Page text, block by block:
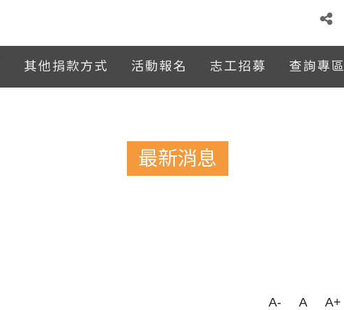
其他捐款方式 活動報名 志工招募 查詢專區
最新消息
A- A A+